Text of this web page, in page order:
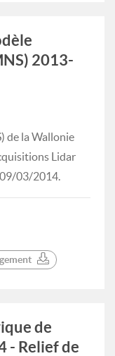
2013-
de la Wallonie
Lidar
03/2014.
de
- Relief de